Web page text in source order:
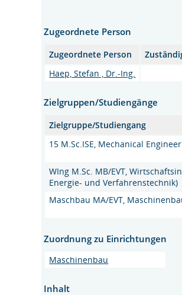
Zugeordnete Person
Zugeordnete Person
Haep, Stefan , Dr.-Ing.
Zielgruppen/Studiengänge
Zielgruppe/Studiengang
15 M.Sc.ISE, Mechanical
WIng M.Sc. MB/EVT,
Energie- und Verfahrenstechnik)
Maschbau MA/EVT,
Zuordnung zu Einrichtungen
Maschinenbau
Inhalt